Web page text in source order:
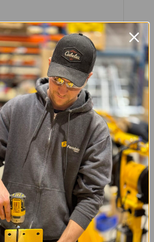
brasage, découpage) en
respect signifie que vous
machine, restez dans la
d'utilisation. Le respect
sécurité et d'exploitation,